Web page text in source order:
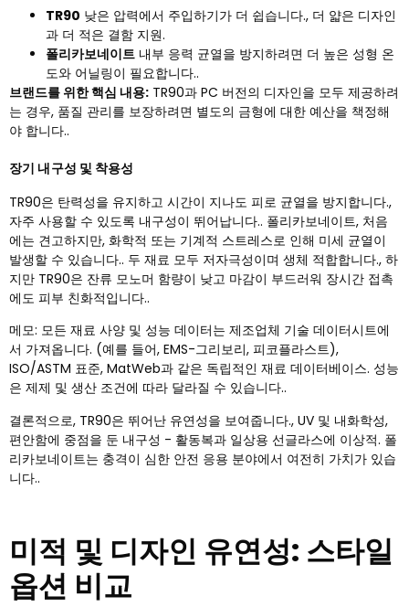
TR90 낮은 압력에서 주입하기가 더 쉽습니다., 더 얇은 디자인
과 더 적은 결함 지원.
폴리카보네이트 내부 응력 균열을 방지하려면 더 높은 성형 온
도와 어닐링이 필요합니다..
브랜드를 위한 핵심 내용: TR90과 PC 버전의 디자인을 모두 제공하려
는 경우, 품질 관리를 보장하려면 별도의 금형에 대한 예산을 책정해
야 합니다..
장기 내구성 및 착용성
TR90은 탄력성을 유지하고 시간이 지나도 피로 균열을 방지합니다.,
자주 사용할 수 있도록 내구성이 뛰어납니다.. 폴리카보네이트, 처음
에는 견고하지만, 화학적 또는 기계적 스트레스로 인해 미세 균열이
발생할 수 있습니다.. 두 재료 모두 저자극성이며 생체 적합합니다., 하
지만 TR90은 잔류 모노머 함량이 낮고 마감이 부드러워 장시간 접촉
에도 피부 친화적입니다..
메모: 모든 재료 사양 및 성능 데이터는 제조업체 기술 데이터시트에
서 가져옵니다. (예를 들어, EMS-그리보리, 피코플라스트),
ISO/ASTM 표준, MatWeb과 같은 독립적인 재료 데이터베이스. 성능
은 제제 및 생산 조건에 따라 달라질 수 있습니다..
결론적으로, TR90은 뛰어난 유연성을 보여줍니다., UV 및 내화학성,
편안함에 중점을 둔 내구성 - 활동복과 일상용 선글라스에 이상적. 폴
리카보네이트는 충격이 심한 안전 응용 분야에서 여전히 가치가 있습
니다..
미적 및 디자인 유연성: 스타일
옵션 비교